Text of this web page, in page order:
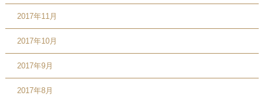
2017年11月
2017年10月
2017年9月
2017年8月